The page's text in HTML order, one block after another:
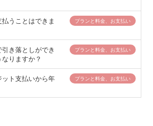
プランと料金、お支払い
うことはできま
プランと料金、お支払い
き落としができ
りますか？
プランと料金、お支払い
ト支払いから年